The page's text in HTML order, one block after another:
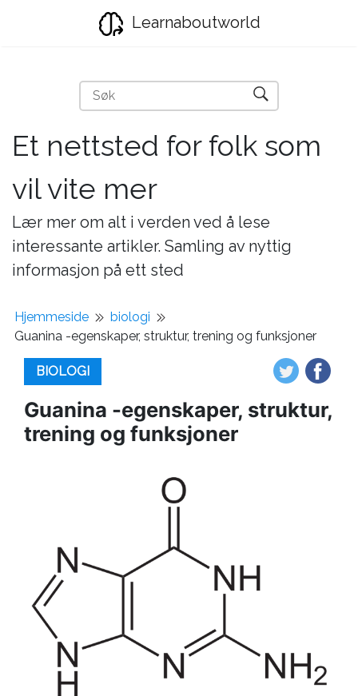
Learnaboutworld
Et nettsted for folk som
vil vite mer
Lær mer om alt i verden ved å lese
interessante artikler. Samling av nyttig
informasjon på ett sted
Hjemmeside
biologi
Guanina -egenskaper, struktur, trening og funksjoner
BIOLOGI
Guanina -egenskaper, struktur,
trening og funksjoner